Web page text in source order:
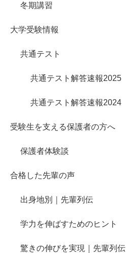
冬期講習
大学受験情報
共通テスト
共通テスト解答速報2025
共通テスト解答速報2024
受験生を支える保護者の方へ
保護者体験談
合格した先輩の声
出身地別｜先輩列伝
学力を伸ばすためのヒント
驚きの伸びを実現｜先輩列伝